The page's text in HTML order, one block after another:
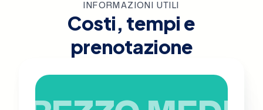
INFORMAZIONI UTILI
Costi, tempi e
prenotazione